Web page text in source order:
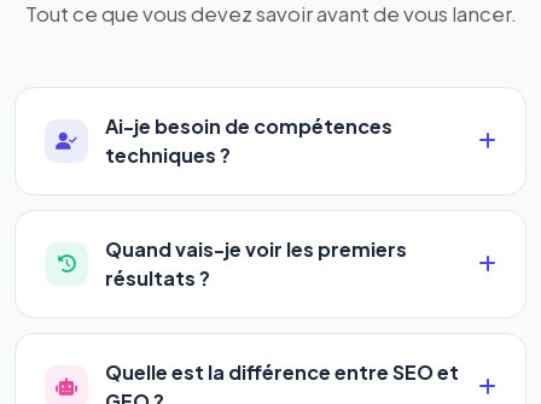
Tout ce que vous devez savoir avant de vous lancer.
Ai-je besoin de compétences
techniques ?
Absolument pas. Notre logiciel a été conçu pour
être accessible àtous les profils: artisans,
commerçants, auto-entrepreneurs, PME ou
complexe — vous renseignez l'adresse de votre
site, décrivez votre activité, et le logiciel gère tout
en automatique 24h/24.
Quand vais-je voir les premiers
résultats ?
La plupart de nos utilisateurs observent une
amélioration de leur positionnement en4 à 6
semaines. Le référencement est un marathon, pas
Quelle est la différence entre SEO et